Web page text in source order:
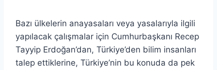
Bazı ülkelerin anayasaları veya yasalarıyla ilgili
yapılacak çalışmalar için Cumhurbaşkanı Recep
Tayyip Erdoğan’dan, Türkiye’den bilim insanları
talep ettiklerine, Türkiye’nin bu konuda da pek